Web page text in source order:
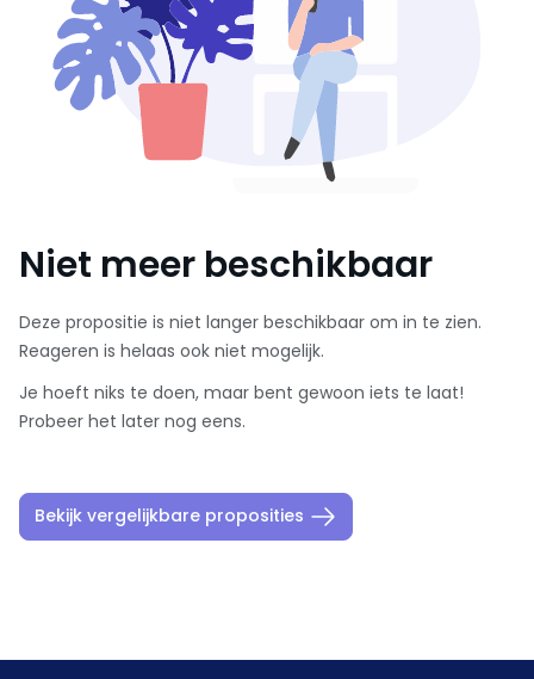
Niet meer beschikbaar
Deze propositie is niet langer beschikbaar om in te zien.
Reageren is helaas ook niet mogelijk.
Je hoeft niks te doen, maar bent gewoon iets te laat!
Probeer het later nog eens.
Bekijk vergelijkbare proposities